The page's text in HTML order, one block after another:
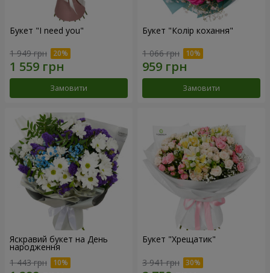
Букет "I need you"
1 949 грн
Замовити
Букет "Колір кохання"
1 066 грн
Замовити
Яскравий букет на День
народження
1 443 грн
Букет "Хрещатик"
3 941 грн